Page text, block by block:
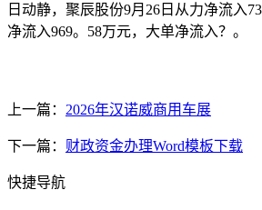
日动静，聚辰股份9月26日从力净流入
净流入969。58万元，大单净流入？。
上一篇： 2026年汉诺威商用车展
下一篇： 财政资金办理Word模板下载
快捷导航